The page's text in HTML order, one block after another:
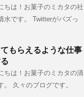
ちは！お菓子のミカタの社
水です。 Twitterがバズっ
もらえるような仕事
ちは！お菓子のミカタの清
。 久々のブログです。